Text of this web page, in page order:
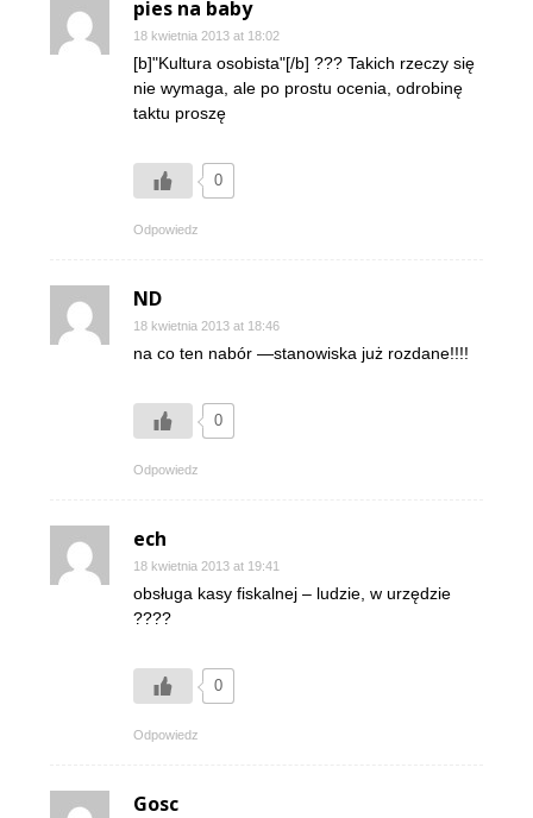
pies na baby
18 kwietnia 2013 at 18:02
[b]"Kultura osobista"[/b] ??? Takich rzeczy się
nie wymaga, ale po prostu ocenia, odrobinę
taktu proszę
0
Odpowiedz
ND
18 kwietnia 2013 at 18:46
na co ten nabór —stanowiska już rozdane!!!!
0
Odpowiedz
ech
18 kwietnia 2013 at 19:41
obsługa kasy fiskalnej – ludzie, w urzędzie
????
0
Odpowiedz
Gosc